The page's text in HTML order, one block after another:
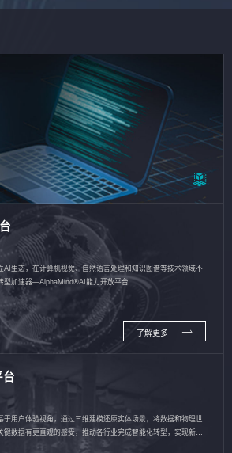
AI生态，在计算机视觉、自然语言处理和知识图谱等技术领域不
型加速器—AlphaMind®AI能力开放平台
了解更多
台
用户体验视角，通过三维建模还原实体场景，将数据和物理世
数据有更直观的感受，推动各行业完成智能化转型，实现新旧